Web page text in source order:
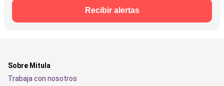
Recibir alertas
Sobre Mitula
Trabaja con nosotros